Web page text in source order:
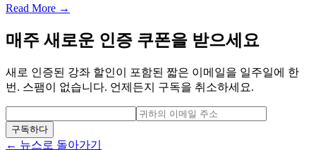
Read More →
매주 새로운 인증 쿠폰을 받으세요
새로 인증된 강좌 할인이 포함된 짧은 이메일을 일주일에 한
번. 스팸이 없습니다. 언제든지 구독을 취소하세요.
구독하다
← 뉴스로 돌아가기